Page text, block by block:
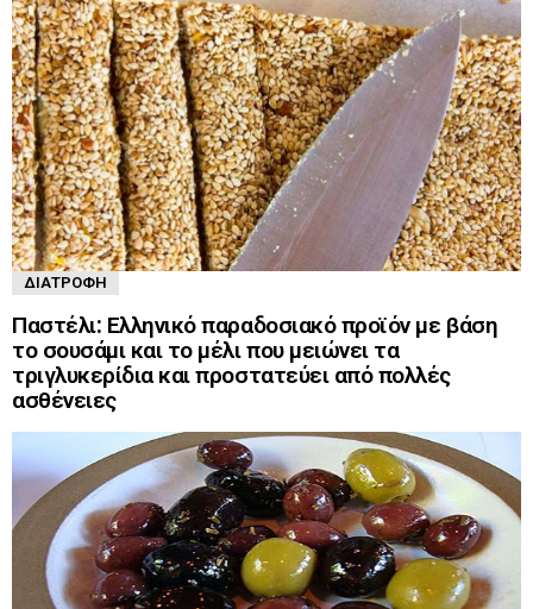
ΔΙΑΤΡΟΦΉ
Παστέλι: Ελληνικό παραδοσιακό προϊόν με βάση
το σουσάμι και το μέλι που μειώνει τα
τριγλυκερίδια και προστατεύει από πολλές
ασθένειες